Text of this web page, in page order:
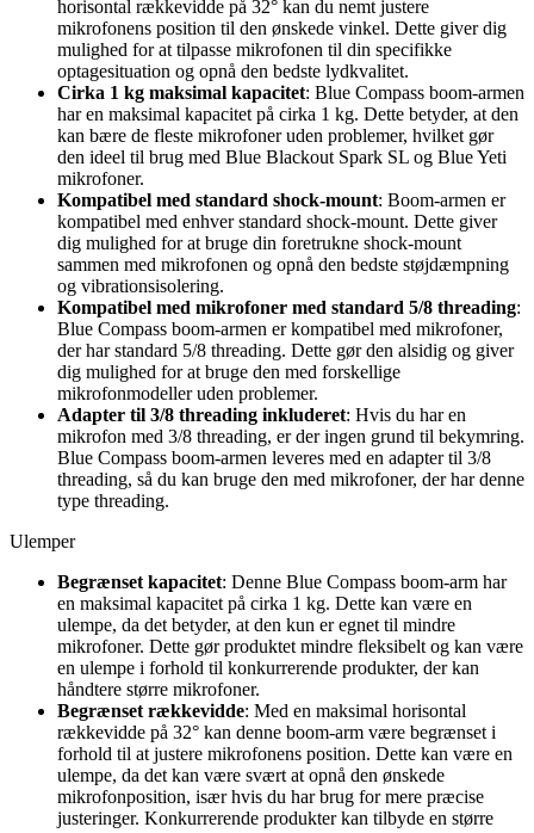
horisontal rækkevidde på 32° kan du nemt justere
mikrofonens position til den ønskede vinkel. Dette giver dig
mulighed for at tilpasse mikrofonen til din specifikke
optagesituation og opnå den bedste lydkvalitet.
Cirka 1 kg maksimal kapacitet: Blue Compass boom-armen
har en maksimal kapacitet på cirka 1 kg. Dette betyder, at den
kan bære de fleste mikrofoner uden problemer, hvilket gør
den ideel til brug med Blue Blackout Spark SL og Blue Yeti
mikrofoner.
Kompatibel med standard shock-mount: Boom-armen er
kompatibel med enhver standard shock-mount. Dette giver
dig mulighed for at bruge din foretrukne shock-mount
sammen med mikrofonen og opnå den bedste støjdæmpning
og vibrationsisolering.
Kompatibel med mikrofoner med standard 5/8 threading:
Blue Compass boom-armen er kompatibel med mikrofoner,
der har standard 5/8 threading. Dette gør den alsidig og giver
dig mulighed for at bruge den med forskellige
mikrofonmodeller uden problemer.
Adapter til 3/8 threading inkluderet: Hvis du har en
mikrofon med 3/8 threading, er der ingen grund til bekymring.
Blue Compass boom-armen leveres med en adapter til 3/8
threading, så du kan bruge den med mikrofoner, der har denne
type threading.
Ulemper
Begrænset kapacitet: Denne Blue Compass boom-arm har
en maksimal kapacitet på cirka 1 kg. Dette kan være en
ulempe, da det betyder, at den kun er egnet til mindre
mikrofoner. Dette gør produktet mindre fleksibelt og kan være
en ulempe i forhold til konkurrerende produkter, der kan
håndtere større mikrofoner.
Begrænset rækkevidde: Med en maksimal horisontal
rækkevidde på 32° kan denne boom-arm være begrænset i
forhold til at justere mikrofonens position. Dette kan være en
ulempe, da det kan være svært at opnå den ønskede
mikrofonposition, især hvis du har brug for mere præcise
justeringer. Konkurrerende produkter kan tilbyde en større